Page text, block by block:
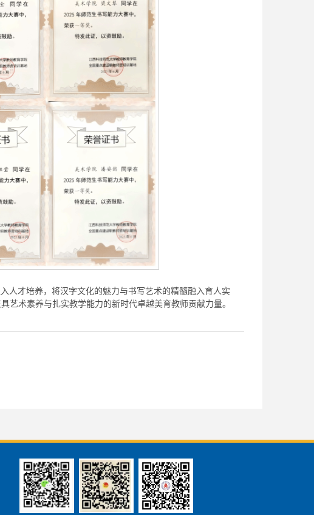
人才培养，将汉字文化的魅力与书写艺术的精髓融入育人实
艺术素养与扎实教学能力的新时代卓越美育教师贡献力量。